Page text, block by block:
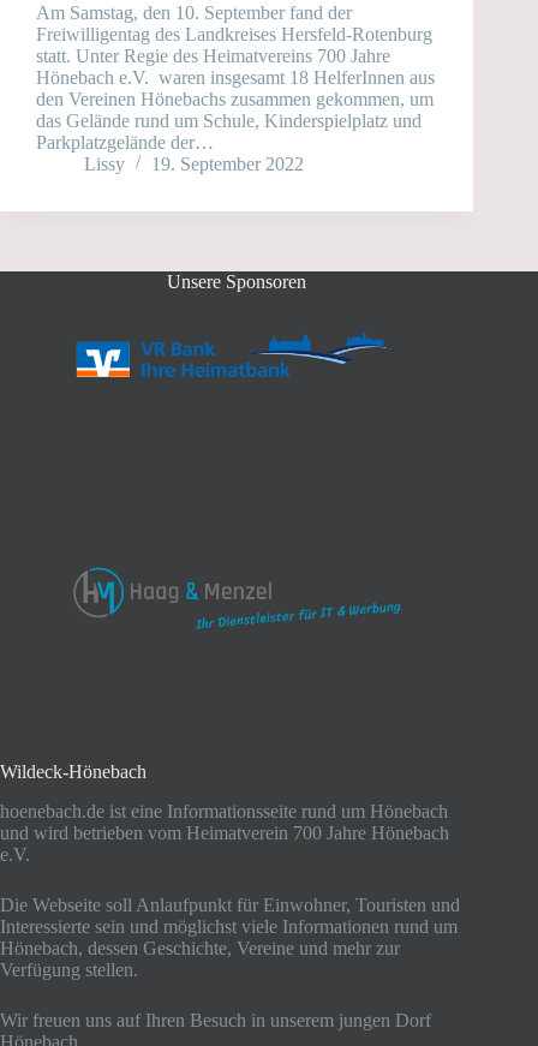
Am Samstag, den 10. September fand der
Freiwilligentag des Landkreises Hersfeld-Rotenburg
statt. Unter Regie des Heimatvereins 700 Jahre
Hönebach e.V. waren insgesamt 18 HelferInnen aus
den Vereinen Hönebachs zusammen gekommen, um
das Gelände rund um Schule, Kinderspielplatz und
Parkplatzgelände der…
Lissy
19. September 2022
Unsere Sponsoren
Wildeck-Hönebach
hoenebach.de ist eine Informationsseite rund um Hönebach
und wird betrieben vom Heimatverein 700 Jahre Hönebach
e.V.
Die Webseite soll Anlaufpunkt für Einwohner, Touristen und
Interessierte sein und möglichst viele Informationen rund um
Hönebach, dessen Geschichte, Vereine und mehr zur
Verfügung stellen.
Wir freuen uns auf Ihren Besuch in unserem jungen Dorf
Hönebach.